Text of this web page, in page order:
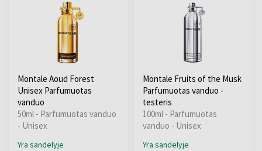
Montale Aoud Forest
Unisex Parfumuotas
vanduo
50ml - Parfumuotas vanduo
- Unisex
Yra sandėlyje
Montale Fruits of the Musk
Parfumuotas vanduo -
testeris
100ml - Parfumuotas
vanduo - Unisex
Yra sandėlyje